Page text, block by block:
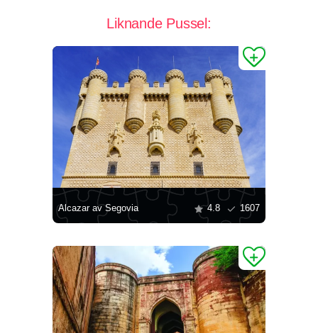
Liknande Pussel:
Alcazar av Segovia 4.8 1607